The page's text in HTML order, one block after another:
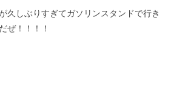
久しぶりすぎてガソリンスタンドで行き
ぜ！！！！